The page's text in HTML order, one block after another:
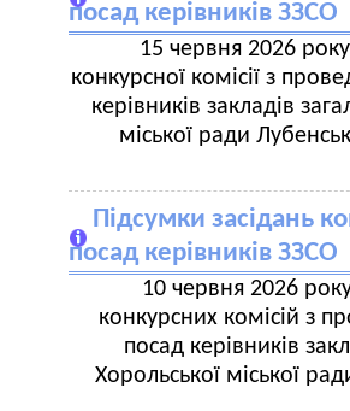
посад керівників ЗЗСО
15 червня 2026
конкурсної комісії з
керівників закладів
міської ради
Підсумки засідань
посад керівників ЗЗСО
10 червня 2026
конкурсних комісій з
посад керівників
Хорольської міської